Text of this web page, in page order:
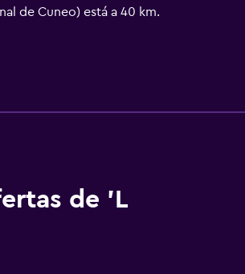
de Cuneo) está a 40 km.
de 'L